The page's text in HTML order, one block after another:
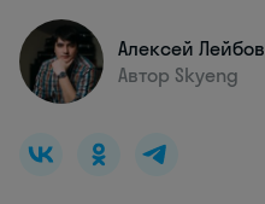
Алексей Лейбов
Автор Skyeng